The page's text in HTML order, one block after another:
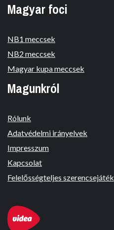
Magyar foci
NB1 meccsek
NB2 meccsek
Magyar kupa meccsek
Magunkról
Rólunk
Adatvédelmi irányelvek
Impresszum
Kapcsolat
Felelősségteljes szerencsejáték